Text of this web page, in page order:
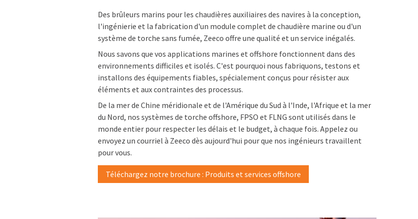
Des brûleurs marins pour les chaudières auxiliaires des navires à la conception,
l'ingénierie et la fabrication d'un module complet de chaudière marine ou d'un
système de torche sans fumée, Zeeco offre une qualité et un service inégalés.
Nous savons que vos applications marines et offshore fonctionnent dans des
environnements difficiles et isolés. C'est pourquoi nous fabriquons, testons et
installons des équipements fiables, spécialement conçus pour résister aux
éléments et aux contraintes des processus.
De la mer de Chine méridionale et de l'Amérique du Sud à l'Inde, l'Afrique et la mer
du Nord, nos systèmes de torche offshore, FPSO et FLNG sont utilisés dans le
monde entier pour respecter les délais et le budget, à chaque fois. Appelez ou
envoyez un courriel à Zeeco dès aujourd'hui pour que nos ingénieurs travaillent
pour vous.
Téléchargez notre brochure : Produits et services offshore